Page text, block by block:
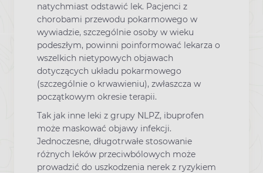
natychmiast odstawić lek. Pacjenci z
chorobami przewodu pokarmowego w
wywiadzie, szczególnie osoby w wieku
podeszłym, powinni poinformować lekarza o
wszelkich nietypowych objawach
dotyczących układu pokarmowego
(szczególnie o krwawieniu), zwłaszcza w
początkowym okresie terapii.
Tak jak inne leki z grupy NLPZ, ibuprofen
może maskować objawy infekcji.
Jednoczesne, długotrwałe stosowanie
różnych leków przeciwbólowych może
prowadzić do uszkodzenia nerek z ryzykiem